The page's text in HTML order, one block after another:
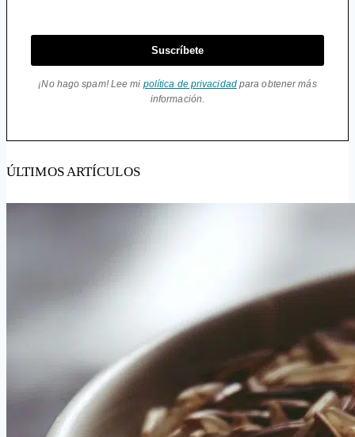
Suscríbete
¡No hago spam! Lee mi política de privacidadpara obtener más
información.
ÚLTIMOS ARTÍCULOS